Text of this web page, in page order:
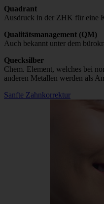
Quadrant
Ausdruck in der ZHK für eine
Qualitätsmanagement (QM)
Auch bekannt unter dem
Quecksilber
Chem. Element, welches bei
anderen Metallen werden als
Sanfte Zahnkorrektur